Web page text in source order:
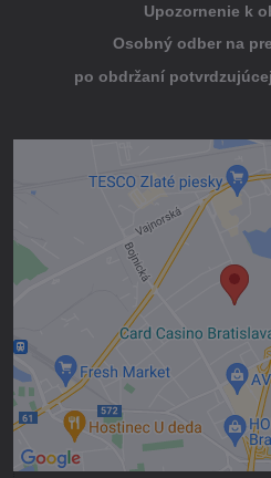
Upozornenie k
Osobný odber na
po obdržaní
Externý obsah je
Prajete si načítať
Povoliť
Povoliť a zapamätať -
cookie:
Otvoriť obsah v